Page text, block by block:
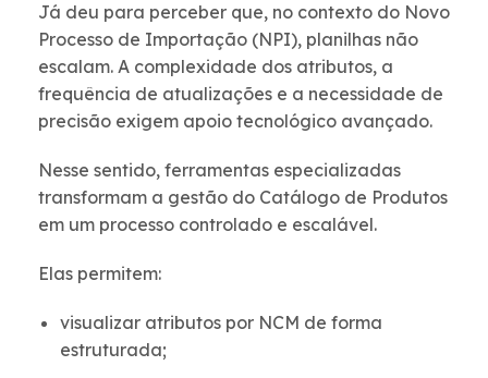
Já deu para perceber que, no contexto do Novo
Processo de Importação (NPI), planilhas não
escalam. A complexidade dos atributos, a
frequência de atualizações e a necessidade de
precisão exigem apoio tecnológico avançado.
Nesse sentido, ferramentas especializadas
transformam a gestão do Catálogo de Produtos
em um processo controlado e escalável.
Elas permitem:
visualizar atributos por NCM de forma
estruturada;